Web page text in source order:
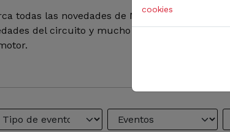
todas las novedades de MotorLand Aragón.
del circuito y mucho más. Filtra por
cookies